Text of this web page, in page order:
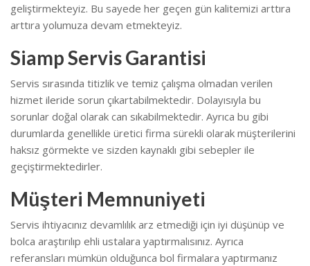
geliştirmekteyiz. Bu sayede her geçen gün kalitemizi arttıra
arttıra yolumuza devam etmekteyiz.
Siamp Servis Garantisi
Servis sırasında titizlik ve temiz çalışma olmadan verilen
hizmet ileride sorun çıkartabilmektedir. Dolayısıyla bu
sorunlar doğal olarak can sıkabilmektedir. Ayrıca bu gibi
durumlarda genellikle üretici firma sürekli olarak müşterilerini
haksız görmekte ve sizden kaynaklı gibi sebepler ile
geçiştirmektedirler.
Müşteri Memnuniyeti
Servis ihtiyacınız devamlılık arz etmediği için iyi düşünüp ve
bolca araştırılıp ehli ustalara yaptırmalısınız. Ayrıca
referansları mümkün olduğunca bol firmalara yaptırmanız